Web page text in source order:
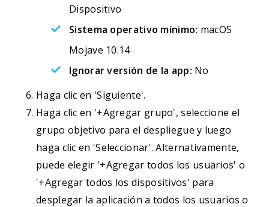
Dispositivo
Sistema operativo mínimo: macOS
Mojave 10.14
Ignorar versión de la app: No
Haga clic en 'Siguiente'.
Haga clic en '+Agregar grupo', seleccione el
grupo objetivo para el despliegue y luego
haga clic en 'Seleccionar'. Alternativamente,
puede elegir '+Agregar todos los usuarios' o
'+Agregar todos los dispositivos' para
desplegar la aplicación a todos los usuarios o